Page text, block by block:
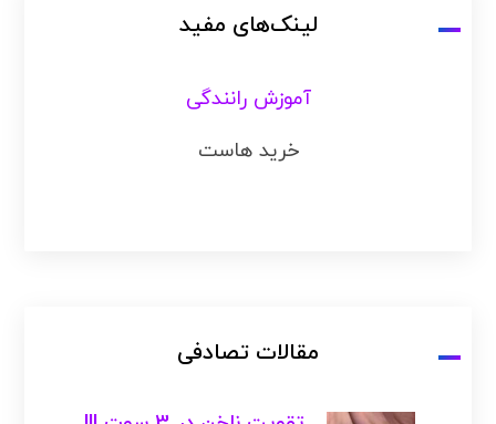
لینک‌های مفید
آموزش رانندگی
خرید هاست
مقالات تصادفی